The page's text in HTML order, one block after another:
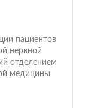
пациентов
нервной
отделением
медицины